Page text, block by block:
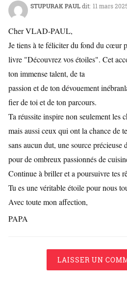
STUPURAK PAULdit: 11 mars
Cher VLAD-PAUL,
Je tiens à te féliciter du fond du cœur
livre "Découvrez vos étoiles". Cet
ton immense talent, de ta
passion et de ton dévouement
fier de toi et de ton parcours.
Ta réussite inspire non seulement les
mais aussi ceux qui ont la chance de
sans aucun dut, une source
pour de ombreux passionnés de
Continue à briller et a poursuivre tes
Tu es une véritable étoile pour nous
Avec toute mon affection,
PAPA
LAISSER UN